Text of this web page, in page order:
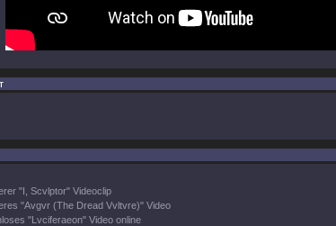
"I, Scvlptor" Videoclip
"Avgvr (The Dread Vvltvre)" Video
"Lvciferaeon" Video online